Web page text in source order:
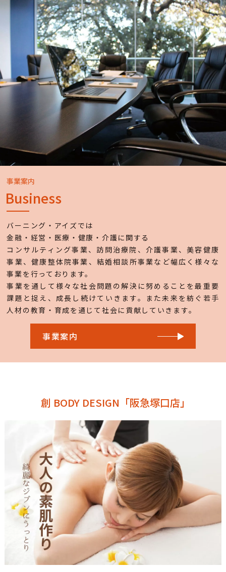
事業案内
Business
バーニング・アイズでは
金融・経営・医療・健康・介護に関する
コンサルティング事業、訪問治療院、介護事業、美容健康
事業、健康整体院事業、結婚相談所事業など幅広く様々な
事業を行っております。
事業を通して様々な社会問題の解決に努めることを最重要
課題と捉え、成長し続けていきます。また未来を紡ぐ若手
人材の教育・育成を通じて社会に貢献していきます。
事業案内
創 BODY DESIGN「阪急塚口店｣